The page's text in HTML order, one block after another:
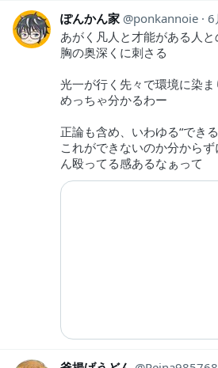
ぽんかん家 ponkannoie 6
あがく凡人と才能がある人と
胸の奥深くに刺さる
光一が行く先々で環境に染
めっちゃ分かるわー
正論も含め、いわゆる“でき
これができないのか分から
ん殴ってる感あるなぁって